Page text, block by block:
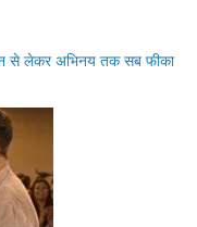
से लेकर अभिनय तक सब फीका